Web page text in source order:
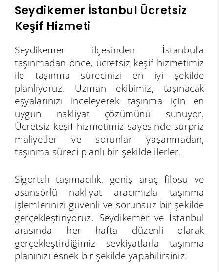
Seydikemer İstanbul Ücretsiz
Keşif Hizmeti
Seydikemer ilçesinden İstanbul’a
taşınmadan önce, ücretsiz keşif hizmetimiz
ile taşınma sürecinizi en iyi şekilde
planlıyoruz. Uzman ekibimiz, taşınacak
eşyalarınızı inceleyerek taşınma için en
uygun nakliyat çözümünü sunuyor.
Ücretsiz keşif hizmetimiz sayesinde sürpriz
maliyetler ve sorunlar yaşanmadan,
taşınma süreci planlı bir şekilde ilerler.
Sigortalı taşımacılık, geniş araç filosu ve
asansörlü nakliyat aracımızla taşınma
işlemlerinizi güvenli ve sorunsuz bir şekilde
gerçekleştiriyoruz. Seydikemer ve İstanbul
arasında her hafta düzenli olarak
gerçekleştirdiğimiz sevkiyatlarla taşınma
planınızı esnek bir şekilde yapabilirsiniz.